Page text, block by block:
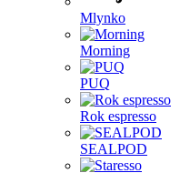
Mlynko
Morning
PUQ
Rok espresso
SEALPOD